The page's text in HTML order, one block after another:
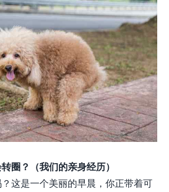
圈？（我们的亲身经历）
这是一个美丽的早晨，你正带着可